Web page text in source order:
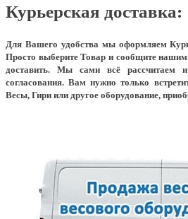
Курьерская доставка:
Для Вашего удобства мы оформляем
Просто выберите Товар и сообщите
доставить. Мы сами всё рассчитаем
согласования. Вам нужно только
Весы, Гири или другое оборудование,